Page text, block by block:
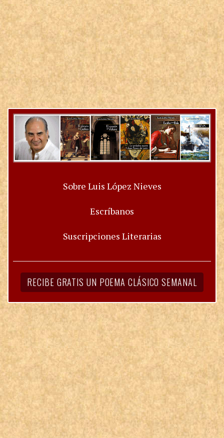
Sobre Luis López Nieves
Escríbanos
Suscripciones Literarias
RECIBE GRATIS UN POEMA CLÁSICO SEMANAL